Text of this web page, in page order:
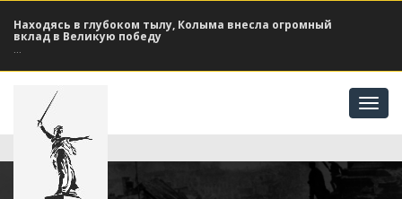
Находясь в глубоком тылу, Колыма внесла огромный
вклад в Великую победу
...